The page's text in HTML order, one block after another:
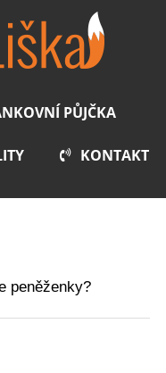
PŮJČKA
KONTAKT
peněženky?